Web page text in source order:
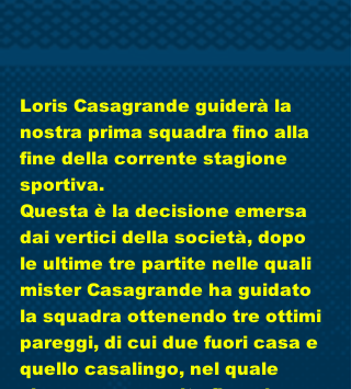
Loris Casagrande guiderà la
nostra prima squadra fino alla
fine della corrente stagione
sportiva.
Questa è la decisione emersa
dai vertici della società, dopo
le ultime tre partite nelle quali
mister Casagrande ha guidato
la squadra ottenendo tre ottimi
pareggi, di cui due fuori casa e
quello casalingo, nel quale